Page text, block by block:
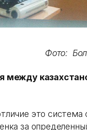
Фото:
между
это система
за